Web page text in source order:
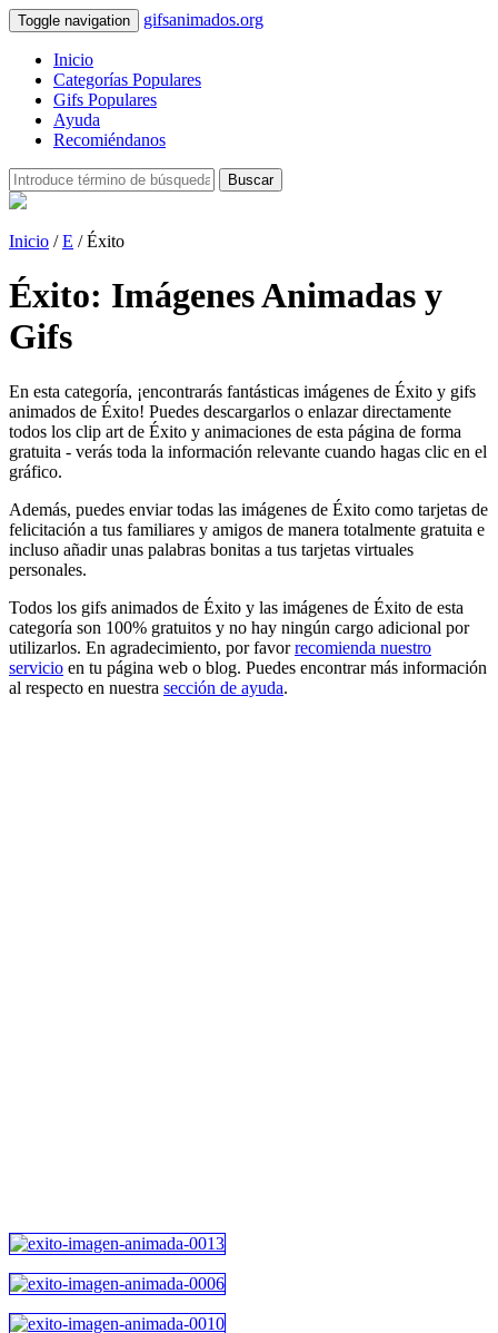
Toggle navigation gifsanimados.org
Inicio
Categorías Populares
Gifs Populares
Ayuda
Recomiéndanos
Buscar
Inicio /E / Éxito
Éxito: Imágenes Animadas y
Gifs
En esta categoría, ¡encontrarás fantásticas imágenes de Éxito y gifs
animados de Éxito! Puedes descargarlos o enlazar directamente
todos los clip art de Éxito y animaciones de esta página de forma
gratuita - verás toda la información relevante cuando hagas clic en el
gráfico.
Además, puedes enviar todas las imágenes de Éxito como tarjetas de
felicitación a tus familiares y amigos de manera totalmente gratuita e
incluso añadir unas palabras bonitas a tus tarjetas virtuales
personales.
Todos los gifs animados de Éxito y las imágenes de Éxito de esta
categoría son 100% gratuitos y no hay ningún cargo adicional por
utilizarlos. En agradecimiento, por favorrecomienda nuestro
servicio en tu página web o blog. Puedes encontrar más información
al respecto en nuestra sección de ayuda.